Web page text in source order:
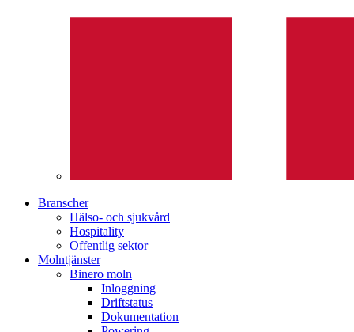
Branscher
Hälso- och sjukvård
Hospitality
Offentlig sektor
Molntjänster
Binero moln
Inloggning
Driftstatus
Dokumentation